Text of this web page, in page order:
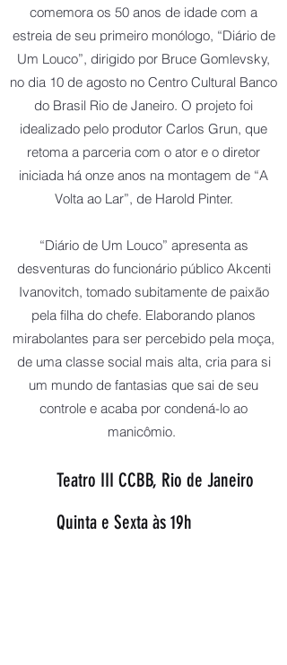
comemora os 50 anos de idade com a
estreia de seu primeiro monólogo, “Diário de
Um Louco”, dirigido por Bruce Gomlevsky,
no dia 10 de agosto no Centro Cultural Banco
do Brasil Rio de Janeiro. O projeto foi
idealizado pelo produtor Carlos Grun, que
retoma a parceria com o ator e o diretor
iniciada há onze anos na montagem de “A
Volta ao Lar”, de Harold Pinter.
“Diário de Um Louco” apresenta as
desventuras do funcionário público Akcenti
Ivanovitch, tomado subitamente de paixão
pela filha do chefe. Elaborando planos
mirabolantes para ser percebido pela moça,
de uma classe social mais alta, cria para si
um mundo de fantasias que sai de seu
controle e acaba por condená-lo ao
manicômio.
Teatro III CCBB, Rio de Janeiro
Quinta e Sexta às 19h